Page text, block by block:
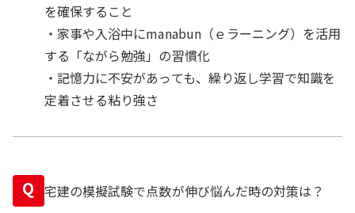
を確保すること
・家事や入浴中にmanabun（ｅラーニング）を活用
する「ながら勉強」の習慣化
・記憶力に不安があっても、繰り返し学習で知識を
定着させる粘り強さ
Q 宅建の模擬試験で点数が伸び悩んだ時の対策は？